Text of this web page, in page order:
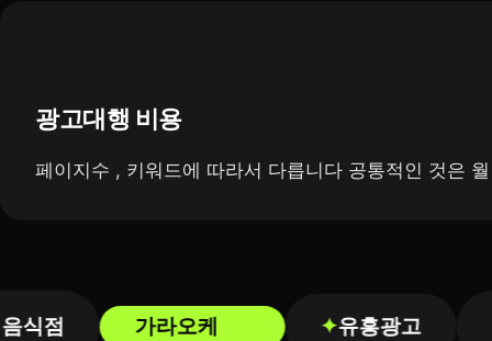
광고대행 비용
페이지수 , 키워드에 따라서 다릅니다 공통적인 것은
점 가라오케 유흥광고